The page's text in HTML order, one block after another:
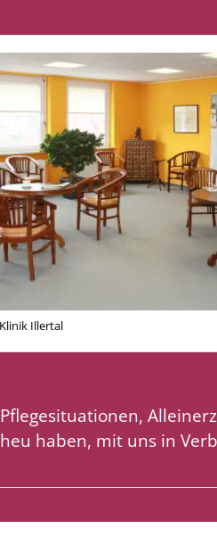
Illertal
haben, mit uns in